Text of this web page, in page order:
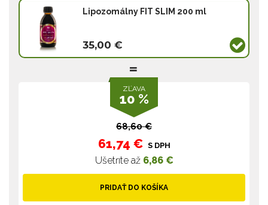
Lipozomálny FIT SLIM 200 ml
35,00 €
ZĽAVA
10 %
68,60 €
61,74 € S DPH
Ušetríte až 6,86 €
PRIDAŤ DO KOŠÍKA